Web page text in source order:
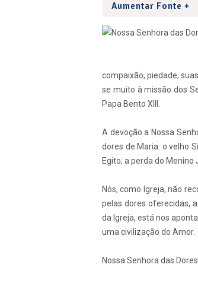
Aumentar Fonte +
compaixão, piedade;
se muito à missão dos
Papa Bento XIII.
A devoção a Nossa
dores de Maria: o velho
Egito; a perda do
Nós, como Igreja, não
pelas dores oferecidas,
da Igreja, está nos
uma civilização do Amor.
Nossa Senhora das